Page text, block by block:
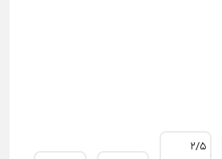
2/5